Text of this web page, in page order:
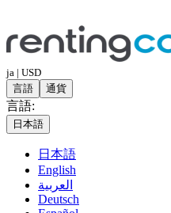
ja | USD
言語
通貨
言語:
日本語
日本語
English
العربية
Deutsch